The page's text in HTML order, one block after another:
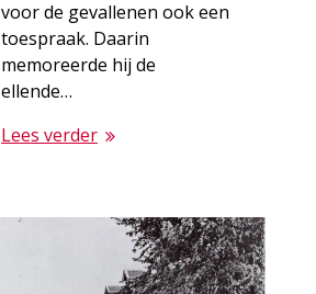
voor de gevallenen ook een
toespraak. Daarin
memoreerde hij de
ellende…
Lees verder